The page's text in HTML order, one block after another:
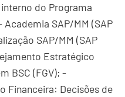
do Programa
Academia SAP/MM (SAP
SAP/MM (SAP
Estratégico
BSC (FGV); -
Financeira: Decisões de